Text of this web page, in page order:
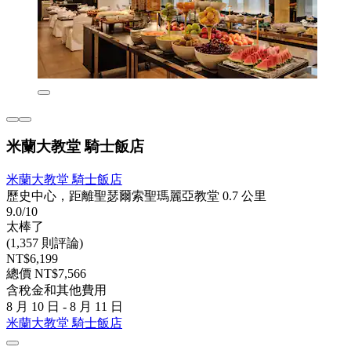
米蘭大教堂 騎士飯店
米蘭大教堂 騎士飯店
歷史中心，距離聖瑟爾索聖瑪麗亞教堂 0.7 公里
9.0/10
太棒了
(1,357 則評論)
NT$6,199
總價 NT$7,566
含稅金和其他費用
8 月 10 日 - 8 月 11 日
米蘭大教堂 騎士飯店